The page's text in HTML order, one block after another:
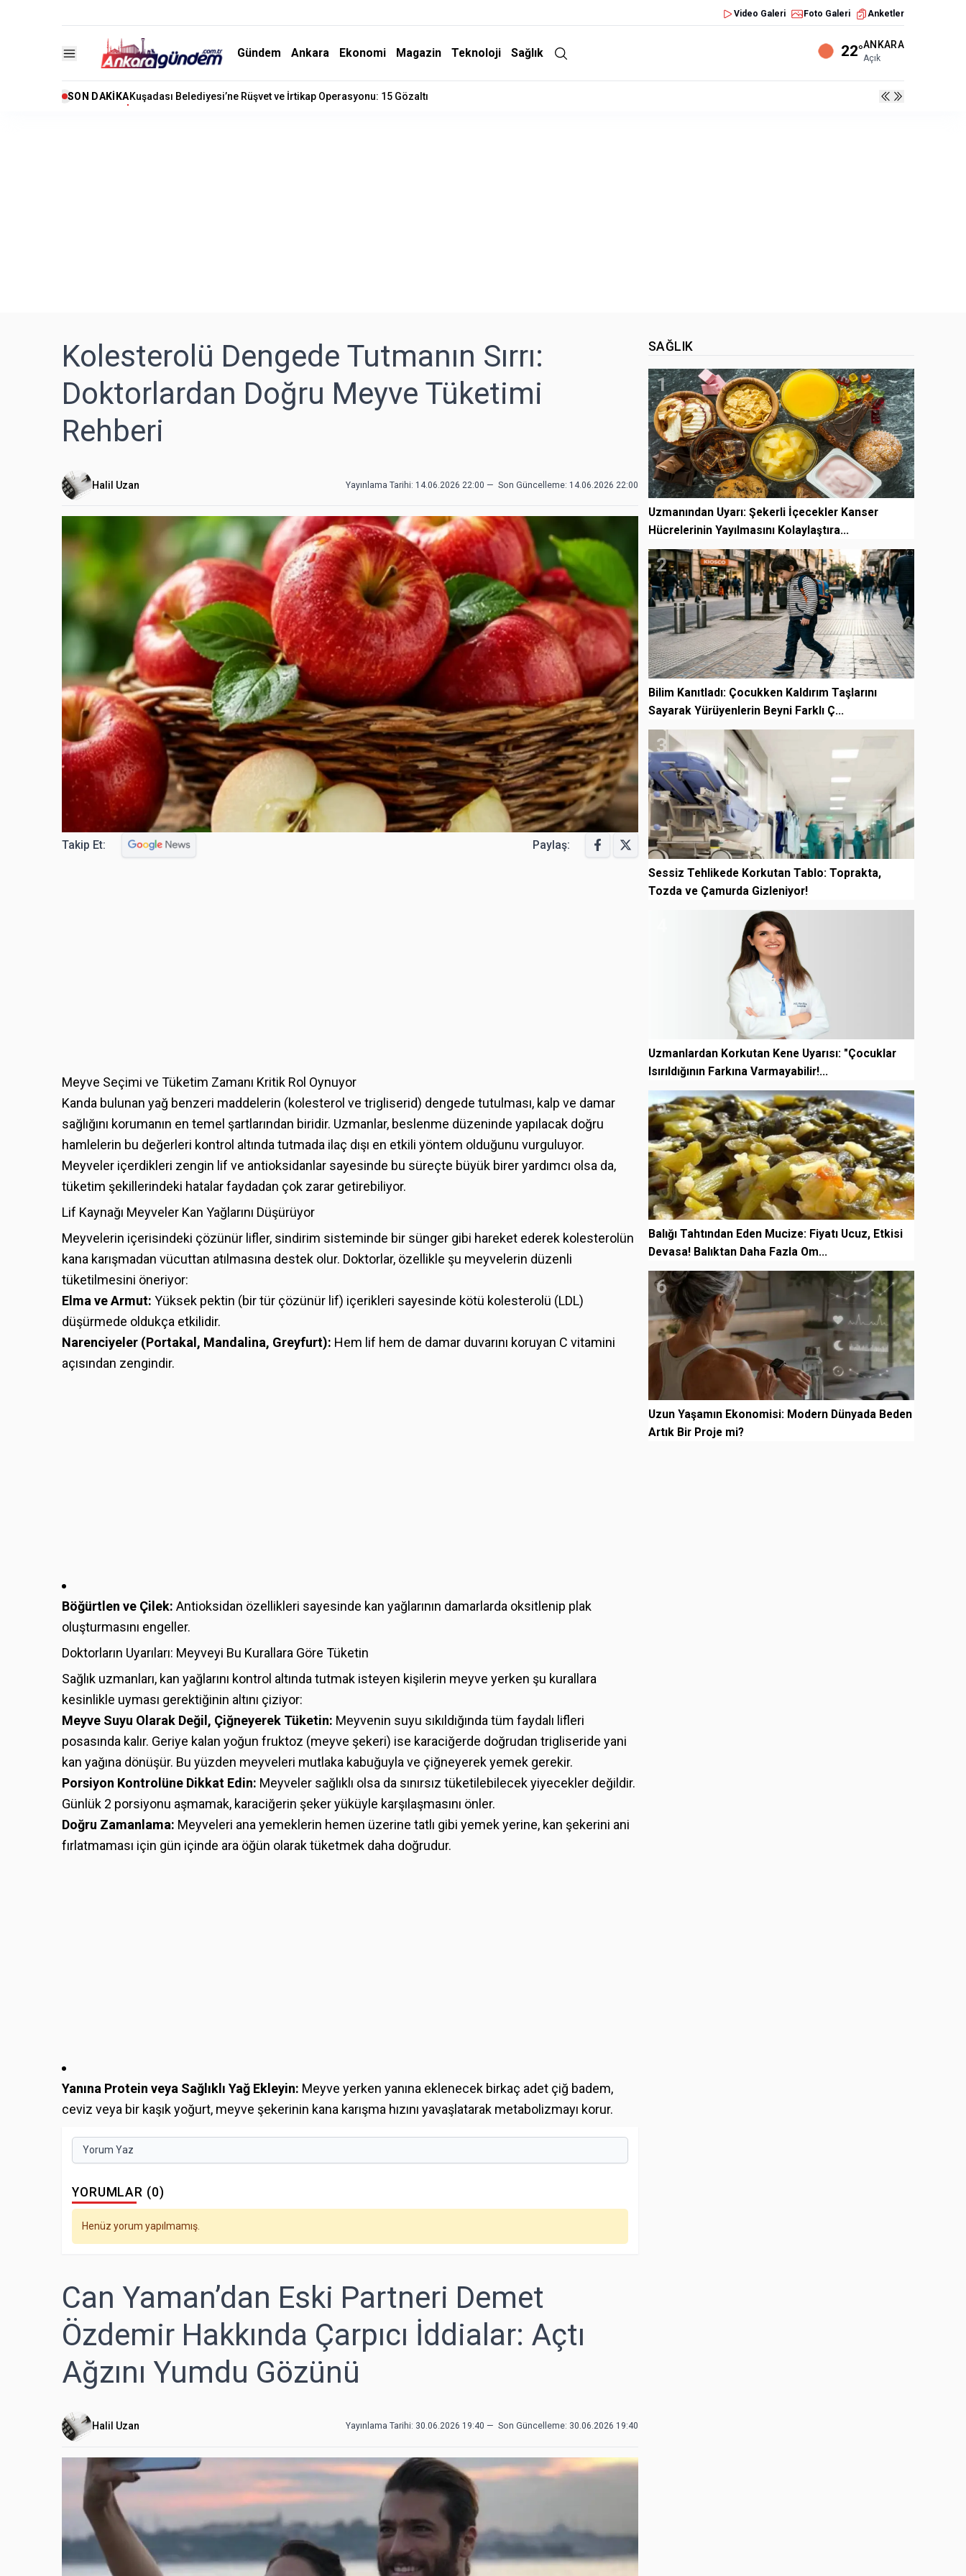
Video Galeri Foto Galeri Anketler
Gündem Ankara Ekonomi Magazin Teknoloji Sağlık 22°ANKARA
Açık
SON DAKIKAKuşadası Belediyesi’ne Rüşvet ve İrtikap Operasyonu: 15 Gözaltı
Kolesterolü Dengede Tutmanın Sırrı:
Doktorlardan Doğru Meyve Tüketimi
Rehberi
Halil Uzan Yayınlama Tarihi: 14.06.2026 22:00 — Son Güncelleme: 14.06.2026 22:00
Takip Et: Paylaş:
Meyve Seçimi ve Tüketim Zamanı Kritik Rol Oynuyor
Kanda bulunan yağ benzeri maddelerin (kolesterol ve trigliserid) dengede tutulması, kalp ve damar
sağlığını korumanın en temel şartlarından biridir. Uzmanlar, beslenme düzeninde yapılacak doğru
hamlelerin bu değerleri kontrol altında tutmada ilaç dışı en etkili yöntem olduğunu vurguluyor.
Meyveler içerdikleri zengin lif ve antioksidanlar sayesinde bu süreçte büyük birer yardımcı olsa da,
tüketim şekillerindeki hatalar faydadan çok zarar getirebiliyor.
Lif Kaynağı Meyveler Kan Yağlarını Düşürüyor
Meyvelerin içerisindeki çözünür lifler, sindirim sisteminde bir sünger gibi hareket ederek kolesterolün
kana karışmadan vücuttan atılmasına destek olur. Doktorlar, özellikle şu meyvelerin düzenli
tüketilmesini öneriyor:
Elma ve Armut: Yüksek pektin (bir tür çözünür lif) içerikleri sayesinde kötü kolesterolü (LDL)
düşürmede oldukça etkilidir.
Narenciyeler (Portakal, Mandalina, Greyfurt): Hem lif hem de damar duvarını koruyan C vitamini
açısından zengindir.
Böğürtlen ve Çilek: Antioksidan özellikleri sayesinde kan yağlarının damarlarda oksitlenip plak
oluşturmasını engeller.
Doktorların Uyarıları: Meyveyi Bu Kurallara Göre Tüketin
Sağlık uzmanları, kan yağlarını kontrol altında tutmak isteyen kişilerin meyve yerken şu kurallara
kesinlikle uyması gerektiğinin altını çiziyor:
Meyve Suyu Olarak Değil, Çiğneyerek Tüketin: Meyvenin suyu sıkıldığında tüm faydalı lifleri
posasında kalır. Geriye kalan yoğun fruktoz (meyve şekeri) ise karaciğerde doğrudan trigliseride yani
kan yağına dönüşür. Bu yüzden meyveleri mutlaka kabuğuyla ve çiğneyerek yemek gerekir.
Porsiyon Kontrolüne Dikkat Edin: Meyveler sağlıklı olsa da sınırsız tüketilebilecek yiyecekler değildir.
Günlük 2 porsiyonu aşmamak, karaciğerin şeker yüküyle karşılaşmasını önler.
Doğru Zamanlama: Meyveleri ana yemeklerin hemen üzerine tatlı gibi yemek yerine, kan şekerini ani
fırlatmaması için gün içinde ara öğün olarak tüketmek daha doğrudur.
Yanına Protein veya Sağlıklı Yağ Ekleyin: Meyve yerken yanına eklenecek birkaç adet çiğ badem,
ceviz veya bir kaşık yoğurt, meyve şekerinin kana karışma hızını yavaşlatarak metabolizmayı korur.
Yorum Yaz
YORUMLAR (0)
Henüz yorum yapılmamış.
Can Yaman’dan Eski Partneri Demet
Özdemir Hakkında Çarpıcı İddialar: Açtı
Ağzını Yumdu Gözünü
Halil Uzan Yayınlama Tarihi: 30.06.2026 19:40 — Son Güncelleme: 30.06.2026 19:40
SAĞLIK
1
Uzmanından Uyarı: Şekerli İçecekler Kanser
Hücrelerinin Yayılmasını Kolaylaştıra...
2
Bilim Kanıtladı: Çocukken Kaldırım Taşlarını
Sayarak Yürüyenlerin Beyni Farklı Ç...
3
Sessiz Tehlikede Korkutan Tablo: Toprakta,
Tozda ve Çamurda Gizleniyor!
Uzmanlardan Korkutan Kene Uyarısı: "Çocuklar
Isırıldığının Farkına Varmayabilir!...
5
Balığı Tahtından Eden Mucize: Fiyatı Ucuz, Etkisi
Devasa! Balıktan Daha Fazla Om...
6
Uzun Yaşamın Ekonomisi: Modern Dünyada Beden
Artık Bir Proje mi?